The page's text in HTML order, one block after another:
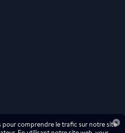
pour comprendre le trafic sur notre site